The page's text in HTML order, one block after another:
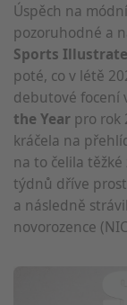
Úspěch na
pozoruhodné a
Sports
poté, co v létě
debutové focení
the Year pro rok
kráčela na
na to čelila těžké
týdnů dříve
a následně
novorozence